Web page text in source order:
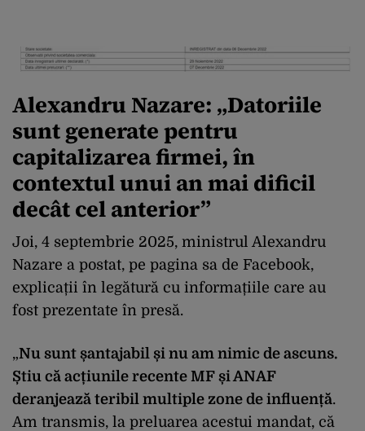
Alexandru Nazare: „Datoriile
sunt generate pentru
capitalizarea firmei, în
contextul unui an mai dificil
decât cel anterior”
Joi, 4 septembrie 2025, ministrul Alexandru
Nazare a postat, pe pagina sa de Facebook,
explicații în legătură cu informațiile care au
fost prezentate în presă.
„Nu sunt șantajabil și nu am nimic de ascuns.
Știu că acțiunile recente MF și ANAF
deranjează teribil multiple zone de influență.
Am transmis, la preluarea acestui mandat, că